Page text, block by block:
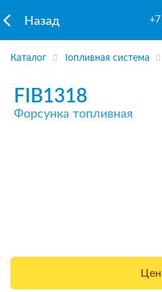
Назад
Каталог Топливная система
FIB1318
Форсунка топливная